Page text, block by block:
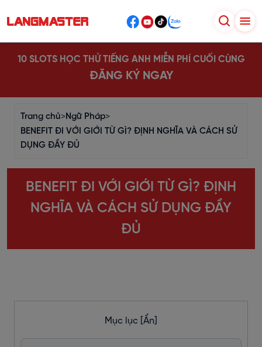
10 SLOTS HỌC THỬ TIẾNG ANH MIỄN PHÍ CUỐI CÙNG
ĐĂNG KÝ NGAY
Trang chủ>Ngữ Pháp>
BENEFIT ĐI VỚI GIỚI TỪ GÌ? ĐỊNH NGHĨA VÀ CÁCH SỬ
DỤNG ĐẦY ĐỦ
BENEFIT ĐI VỚI GIỚI TỪ GÌ? ĐỊNH
NGHĨA VÀ CÁCH SỬ DỤNG ĐẦY
ĐỦ
Mục lục [Ẩn]